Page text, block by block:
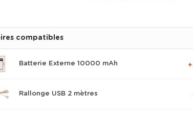
compatibles
Batterie Externe 10000 mAh
Rallonge USB 2 mètres